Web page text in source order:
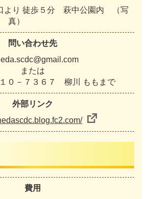
より 徒歩５分 萩中公園内 （写
真）
問い合わせ先
または
０－７３６７ 柳川 ももまで
外部リンク
費用